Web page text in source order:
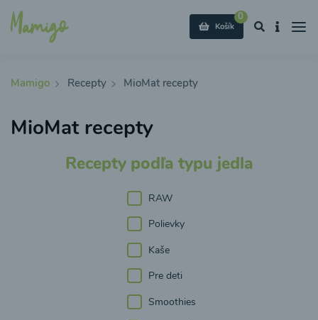
0
Košík
Mamigo Recepty MioMat recepty
MioMat recepty
Recepty podľa typu jedla
RAW
Polievky
Kaše
Pre deti
Smoothies